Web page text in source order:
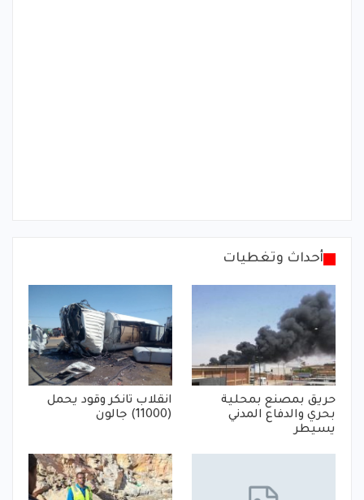
أحداث وتغطيات
حريق بمصنع بمحلية
بحري والدفاع المدني
يسيطر
انقلاب تانكر وقود يحمل
(11000) جالون